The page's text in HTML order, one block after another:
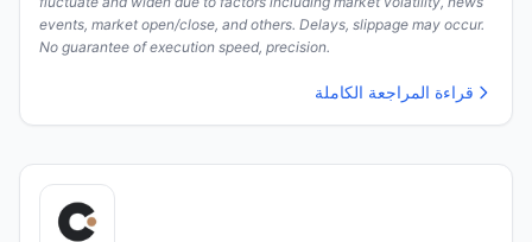
events, market open/close, and others. Delays, slippage may occur.
No guarantee of execution speed, precision.
قراءة المراجعة الكاملة